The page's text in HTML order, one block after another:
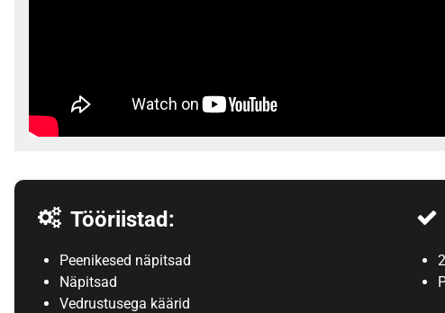
Tööriistad:
Peenikesed näpitsad
Näpitsad
Vedrustusega käärid